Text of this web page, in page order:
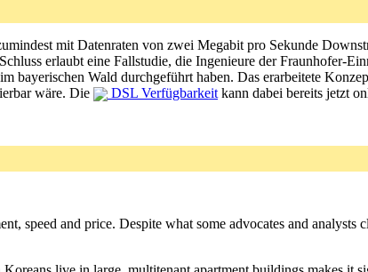
mit Datenraten von zwei Megabit pro Sekunde
erlaubt eine Fallstudie, die Ingenieure der Fraunhofer-
bayerischen Wald durchgeführt haben. Das erarbeitete
wäre. Die DSL Verfügbarkeit kann dabei bereits jetzt
speed and price. Despite what some advocates and